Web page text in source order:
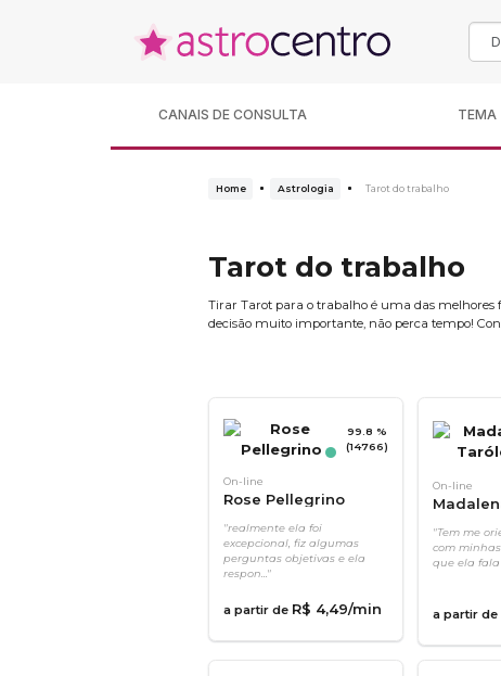
CANAIS DE CONSULTA TEMA
Home Astrologia Tarot do trabalho
Tarot do trabalho
Tirar Tarot para o trabalho é uma das melhores
decisão muito importante, não perca tempo!
99.8 %
(14766)
On-line
Rose Pellegrino
"realmente ela foi
excepcional, fiz algumas
perguntas objetivas e ela
respon..."
a partir de R$ 4,49/min
On-line
"Tem me
com
que ela fala
a partir de